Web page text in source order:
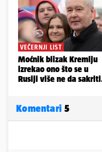
Komentari 5